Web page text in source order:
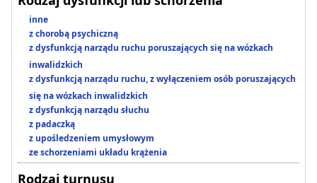
inne
z chorobą psychiczną
z dysfunkcją narządu ruchu poruszających się na wózkach
inwalidzkich
z dysfunkcją narządu ruchu, z wyłączeniem osób poruszających
się na wózkach inwalidzkich
z dysfunkcją narządu słuchu
z padaczką
z upośledzeniem umysłowym
ze schorzeniami układu krążenia
Rodzaj turnusu